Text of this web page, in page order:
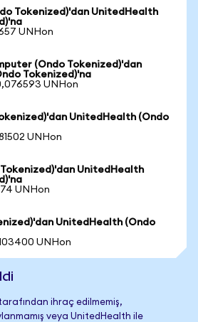
Tokenized)'dan UnitedHealth
UNHon
(Ondo Tokenized)'dan
Tokenized)'na
UNHon
UnitedHealth (Ondo
UNHon
UnitedHealth
UNHon
UnitedHealth (Ondo
UNHon
ihraç edilmemiş,
veya UnitedHealth ile